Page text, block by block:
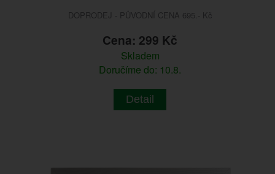
DOPRODEJ - PŮVODNÍ CENA 695.- Kč
Cena: 299 Kč
Skladem
Doručíme do: 10.8.
Detail